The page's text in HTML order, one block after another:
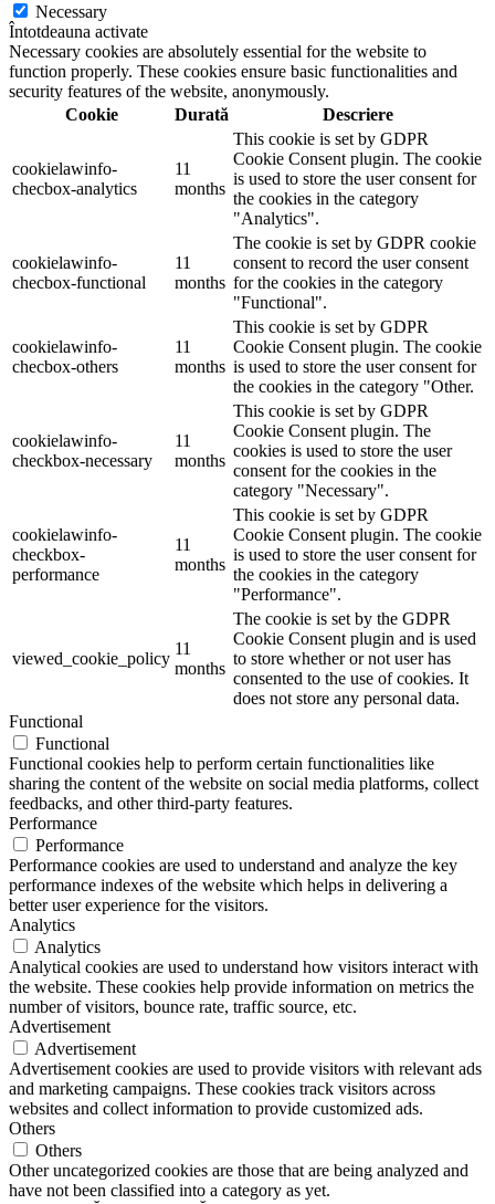
Necessary
Întotdeauna activate
Necessary cookies are absolutely essential for the website to
function properly. These cookies ensure basic functionalities and
security features of the website, anonymously.
Cookie
Durată Descriere
cookielawinfo-
checbox-analytics
11
months
This cookie is set by GDPR
Cookie Consent plugin. The cookie
is used to store the user consent for
the cookies in the category
"Analytics".
cookielawinfo-
checbox-functional
11
months
The cookie is set by GDPR cookie
consent to record the user consent
for the cookies in the category
"Functional".
cookielawinfo-
checbox-others
11
months
This cookie is set by GDPR
Cookie Consent plugin. The cookie
is used to store the user consent for
the cookies in the category "Other.
cookielawinfo-
checkbox-necessary
11
months
This cookie is set by GDPR
Cookie Consent plugin. The
cookies is used to store the user
consent for the cookies in the
category "Necessary".
cookielawinfo-
checkbox-
performance
11
months
This cookie is set by GDPR
Cookie Consent plugin. The cookie
is used to store the user consent for
the cookies in the category
"Performance".
viewed_cookie_policy
11
months
The cookie is set by the GDPR
Cookie Consent plugin and is used
to store whether or not user has
consented to the use of cookies. It
does not store any personal data.
Functional
Functional
Functional cookies help to perform certain functionalities like
sharing the content of the website on social media platforms, collect
feedbacks, and other third-party features.
Performance
Performance
Performance cookies are used to understand and analyze the key
performance indexes of the website which helps in delivering a
better user experience for the visitors.
Analytics
Analytics
Analytical cookies are used to understand how visitors interact with
the website. These cookies help provide information on metrics the
number of visitors, bounce rate, traffic source, etc.
Advertisement
Advertisement
Advertisement cookies are used to provide visitors with relevant ads
and marketing campaigns. These cookies track visitors across
websites and collect information to provide customized ads.
Others
Others
Other uncategorized cookies are those that are being analyzed and
have not been classified into a category as yet.